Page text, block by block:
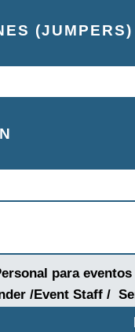
(JUMPERS)
para
/Event Staff /